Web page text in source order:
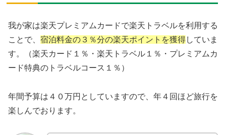
我が家は楽天プレミアムカードで楽天トラベルを利用する
ことで、 宿泊料金の３％分の楽天ポイントを獲得していま
す。（楽天カード１％・楽天トラベル１％・プレミアムカ
ード特典のトラベルコース１％）
年間予算は４０万円としていますので、年４回ほど旅行を
楽しんでおります。